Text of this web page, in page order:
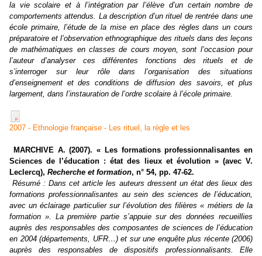
la vie scolaire et à l’intégration par l’élève d’un certain nombre de
comportements attendus. La description d’un rituel de rentrée dans une
école primaire, l’étude de la mise en place des règles dans un cours
préparatoire et l’observation ethnographique des rituels dans des leçons
de mathématiques en classes de cours moyen, sont l’occasion pour
l’auteur d’analyser ces différentes fonctions des rituels et de
s’interroger sur leur rôle dans l’organisation des situations
d’enseignement et des conditions de diffusion des savoirs, et plus
largement, dans l’instauration de l’ordre scolaire à l’école primaire.
2007 - Ethnologie française - Les rituel, la règle et les
MARCHIVE A. (2007). « Les formations professionnalisantes en
Sciences de l’éducation : état des lieux et évolution » (avec V.
Leclercq), Recherche et formation, n° 54, pp. 47-62.
Résumé : Dans cet article les auteurs dressent un état des lieux des
formations professionnalisantes au sein des sciences de l’éducation,
avec un éclairage particulier sur l’évolution des filières « métiers de la
formation ». La première partie s’appuie sur des données recueillies
auprès des responsables des composantes de sciences de l’éducation
en 2004 (départements, UFR…) et sur une enquête plus récente (2006)
auprès des responsables de dispositifs professionnalisants. Elle